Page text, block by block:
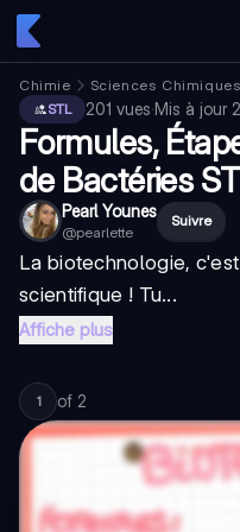
Chimie Sciences
STL
201 vues·Mis à jour
Formules,
de Bactéries
Pearl Younes
@pearlette
Suivre
La biotechnologie,
scientifique ! Tu...
Affiche plus
1 of 2